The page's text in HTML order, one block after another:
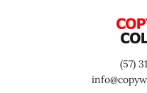
(57)